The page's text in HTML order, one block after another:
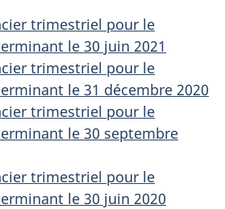
trimestriel pour le
le 30 juin 2021
trimestriel pour le
le 31 décembre 2020
trimestriel pour le
le 30 septembre
trimestriel pour le
le 30 juin 2020